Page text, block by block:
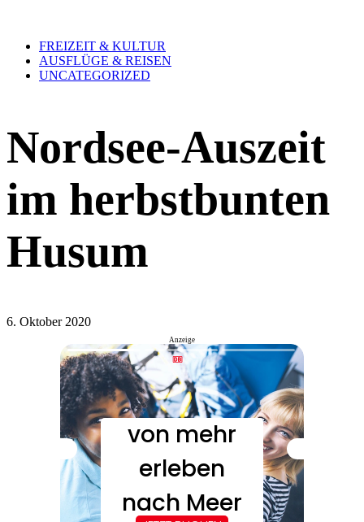
FREIZEIT & KULTUR
AUSFLÜGE & REISEN
UNCATEGORIZED
Nordsee-Auszeit
im herbstbunten
Husum
6. Oktober 2020
Anzeige